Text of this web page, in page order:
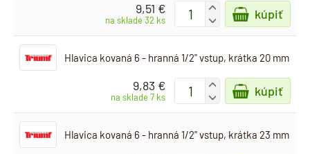
9,51 €
na sklade 32 ks
+
-
kúpiť
Hlavica kovaná 6 - hranná 1/2" vstup, krátka 20 mm
9,83 €
na sklade 7 ks
+
-
kúpiť
Hlavica kovaná 6 - hranná 1/2" vstup, krátka 23 mm